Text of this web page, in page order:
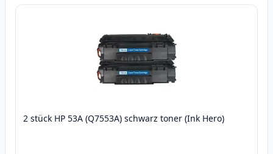
2 stück HP 53A (Q7553A) schwarz toner (Ink Hero)